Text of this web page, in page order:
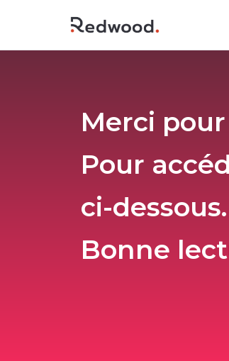
Merci
Pour
ci-dessous.
Bonne